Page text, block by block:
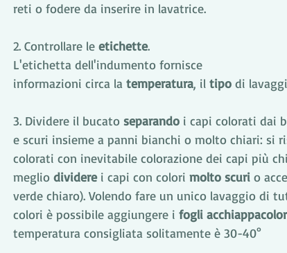
reti o fodere da inserire in lavatrice.
2. Controllare le etichette.
L'etichetta dell'indumento fornisce
informazioni circa la temperatura, il tipo di
3. Dividere il bucato separando i capi colorati dai
e scuri insieme a panni bianchi o molto chiari: si
colorati con inevitabile colorazione dei capi più
meglio dividere i capi con colori molto scuri o
verde chiaro). Volendo fare un unico lavaggio di
colori è possibile aggiungere i fogli
temperatura consigliata solitamente è 30-40°